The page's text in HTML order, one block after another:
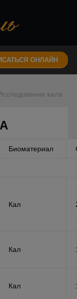
ОНЛАЙН
кала
Биоматериал
Кал
Кал
Кал